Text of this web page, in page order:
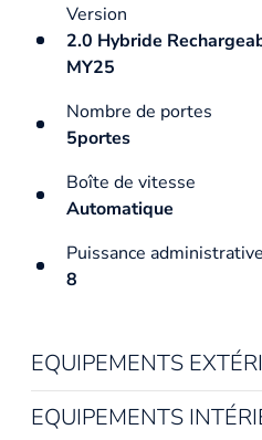
Version
2.0 Hybride
MY25
Nombre de portes
5portes
Boîte de vitesse
Automatique
Puissance
8
EQUIPEMENTS
EQUIPEMENTS